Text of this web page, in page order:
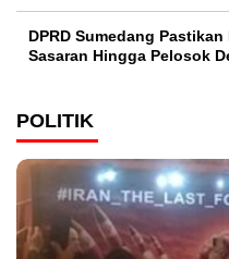
DPRD Sumedang
Sasaran Hingga Pelosok
POLITIK